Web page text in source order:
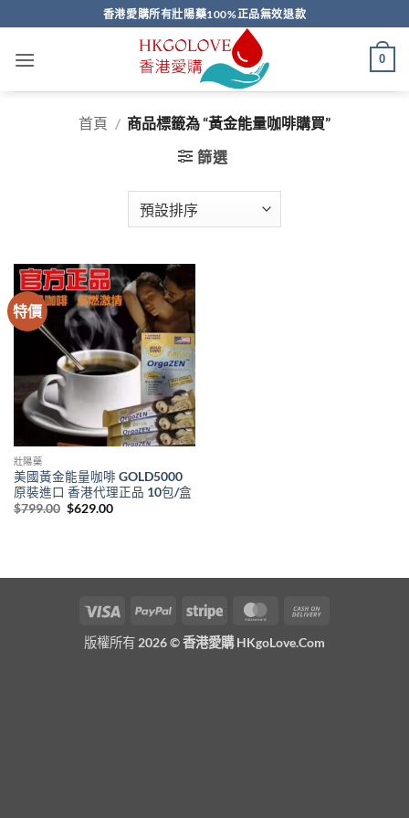
to
content
香港愛購所有壯陽藥100%正品無效退款
0
首頁 / 商品標籤為 “黃金能量咖啡購買”
篩選
特價
壯陽藥
美國黃金能量咖啡 GOLD5000
原裝進口 香港代理正品 10包/盒
$799.00 Original
$629.00Current
Visa PayPal Stripe MasterCard
版權所有 2026 ©香港愛購 HKgoLove.Com